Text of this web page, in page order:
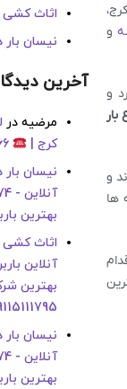
و
و
و
ها
اثاث کشی
نیسان بار
آخرین
مرضیه در
کرج |
نیسان
آنلاین - 01132373674
بهترین
اثاث
آنلاین باربری -
بهترین
نیسان
آنلاین - 01132373674
بهترین